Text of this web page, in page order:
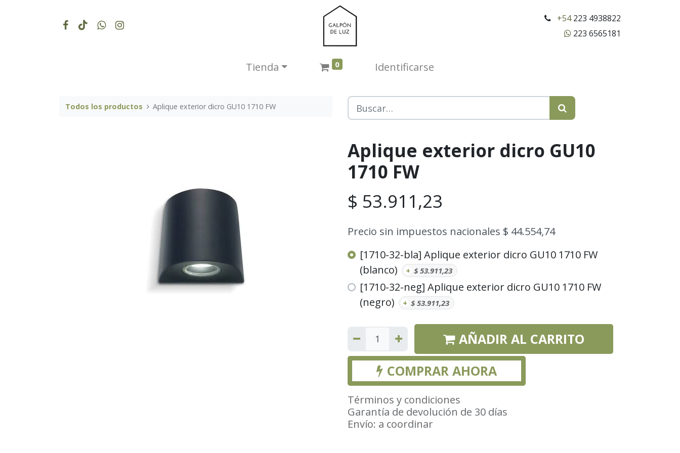
+54223 4938822
223 6565181
Tienda​ 0 Identificarse
Todos los productos Aplique exterior dicro GU10 1710 FW
Aplique exterior dicro GU10
1710 FW
$ 53.911,23
Precio sin impuestos nacionales $ 44.554,74
[1710-32-bla] Aplique exterior dicro GU10 1710 FW
(blanco)
+ $ 53.911,23
[1710-32-neg] Aplique exterior dicro GU10 1710 FW
(negro)
+ $ 53.911,23
AÑADIR AL CARRITO
COMPRAR AHORA
Términos y condiciones
Garantía de devolución de 30 días
Envío: a coordinar